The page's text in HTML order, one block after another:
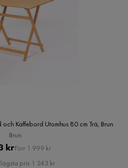
Kaffebord Utomhus 80 cm Trä, Brun
Brun
Pris
krOriginal
Pris
Förr 1 999 kr
pris 1 243 kr